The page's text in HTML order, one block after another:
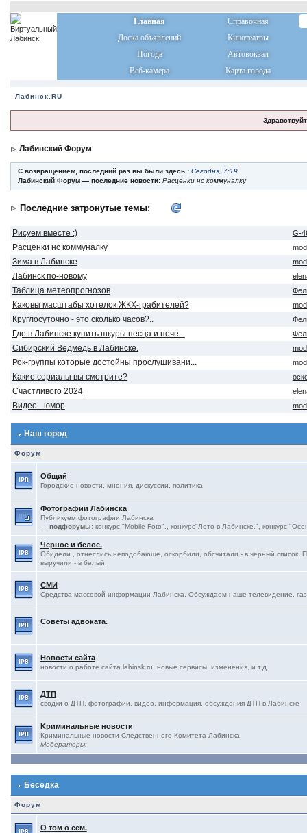
Главная
Справочная
Доска объявлений
Кинотеатры
Погода
Автовокзал
Веб-камера
Карта города
Лабинск.RU
Лабинский Форум
С возвращением, последний раз вы были здесь : Сегодня, 7:19
Лабинский Форум — последние новости: Расценки нс коммуналку
Последние затронутые темы:
Рисуем вместе :) G-
Расценки нс коммуналку
Зима в Лабинске
Лабинск по-новому
Таблица метеопрогнозов
Каковы масштабы хотелок ЖКХ-грабителей?
Круглосуточно - это сколько часов?..
Где в Лабинске купить шкуры песца и поче...
Сибирский Ведмедь в Лабинске.
Рок-группы которые достойны прослушивани...
Какие сериалы вы смотрите?
Счастливого 2024
Видео - юмор
Наш город
Форум
Общий
Городские новости, мнения, дискуссии, политика
Фотографии Лабинска
Публикуем фотографии Лабинска
— подфорумы: конкурс "Mobile Foto". конкурс"Лето в Лабинске." конкурс
Черное и белое.
Обидели , отнеслись неподобающе, оскорбили, обсчитали - в черный список.
выручили - в белый.
СМИ
Средства массовой информации Лабинска. Обсуждаем наше телевидение,
Советы адвоката.
Новости сайта
новости о работе сайта labinsk.ru, новые сервисы, изменения, и т.д.
ДТП
сводки о ДТП, фотографии, видео, информация, обсуждения ДТП в Лабинске
Kриминальные новости
Криминальные новости Следственного Комитета Лабинска
Модераторы:
Беседка
Форум
О том о сем.